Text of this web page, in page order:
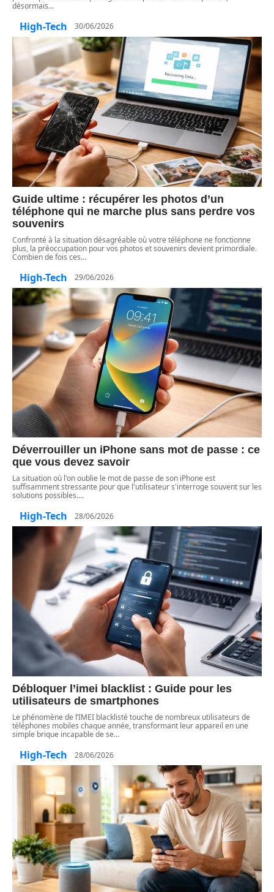
désormais…
High-Tech 30/06/2026
Guide ultime : récupérer les photos d’un
téléphone qui ne marche plus sans perdre vos
souvenirs
Confronté à la situation désagréable où votre téléphone ne fonctionne
plus, la préoccupation pour vos photos et souvenirs devient primordiale.
Combien de fois ces…
High-Tech 29/06/2026
Déverrouiller un iPhone sans mot de passe : ce
que vous devez savoir
La situation où l'on oublie le mot de passe de son iPhone est
suffisamment stressante pour que l'utilisateur s'interroge souvent sur les
solutions possibles.…
High-Tech 28/06/2026
Débloquer l’imei blacklist : Guide pour les
utilisateurs de smartphones
Le phénomène de l’IMEI blacklisté touche de nombreux utilisateurs de
téléphones mobiles chaque année, transformant leur appareil en une
simple brique incapable de se…
High-Tech 28/06/2026